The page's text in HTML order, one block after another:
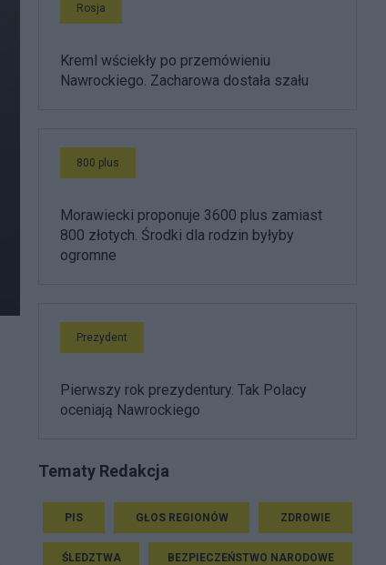
Rosja
Kreml wściekły po przemówieniu
Nawrockiego. Zacharowa dostała szału
800 plus
Morawiecki proponuje 3600 plus zamiast
800 złotych. Środki dla rodzin byłyby
ogromne
Prezydent
Pierwszy rok prezydentury. Tak Polacy
oceniają Nawrockiego
Tematy Redakcja
PIS GŁOS REGIONÓW ZDROWIE
ŚLEDZTWA BEZPIECZEŃSTWO NARODOWE